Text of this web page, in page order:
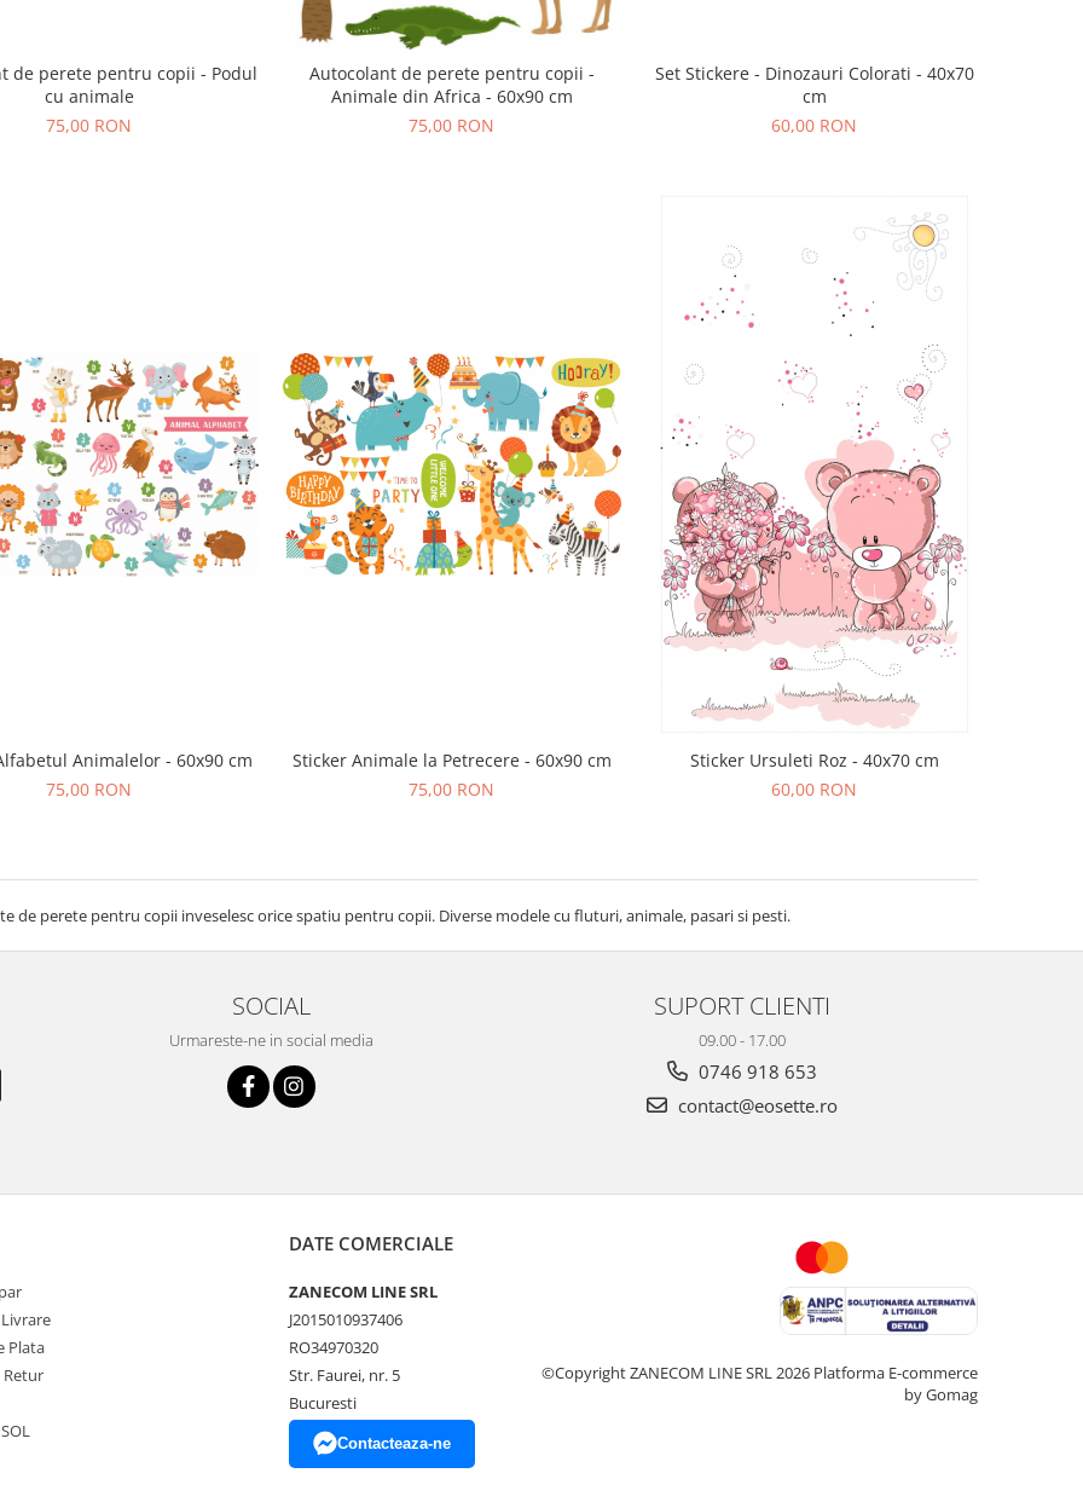
de perete pentru copii - Podul
cu animale
75,00 RON
Autocolant de perete pentru copii -
Animale din Africa - 60x90 cm
75,00 RON
Set Stickere - Dinozauri Colorati - 40x70
cm
60,00 RON
Animalelor - 60x90 cm
75,00 RON
Sticker Animale la Petrecere - 60x90 cm
75,00 RON
Sticker Ursuleti Roz - 40x70 cm
60,00 RON
de perete pentru copii inveselesc orice spatiu pentru copii. Diverse modele cu fluturi, animale, pasari si pesti.
SOCIAL
Urmareste-ne in social media
SUPORT CLIENTI
09.00 - 17.00
0746 918 653
contact@eosette.ro
Plata
Retur
DATE COMERCIALE
ZANECOM LINE SRL
J2015010937406
RO34970320
Str. Faurei, nr. 5
Bucuresti
Contacteaza-ne
©Copyright ZANECOM LINE SRL 2026 Platforma E-commerce
by Gomag